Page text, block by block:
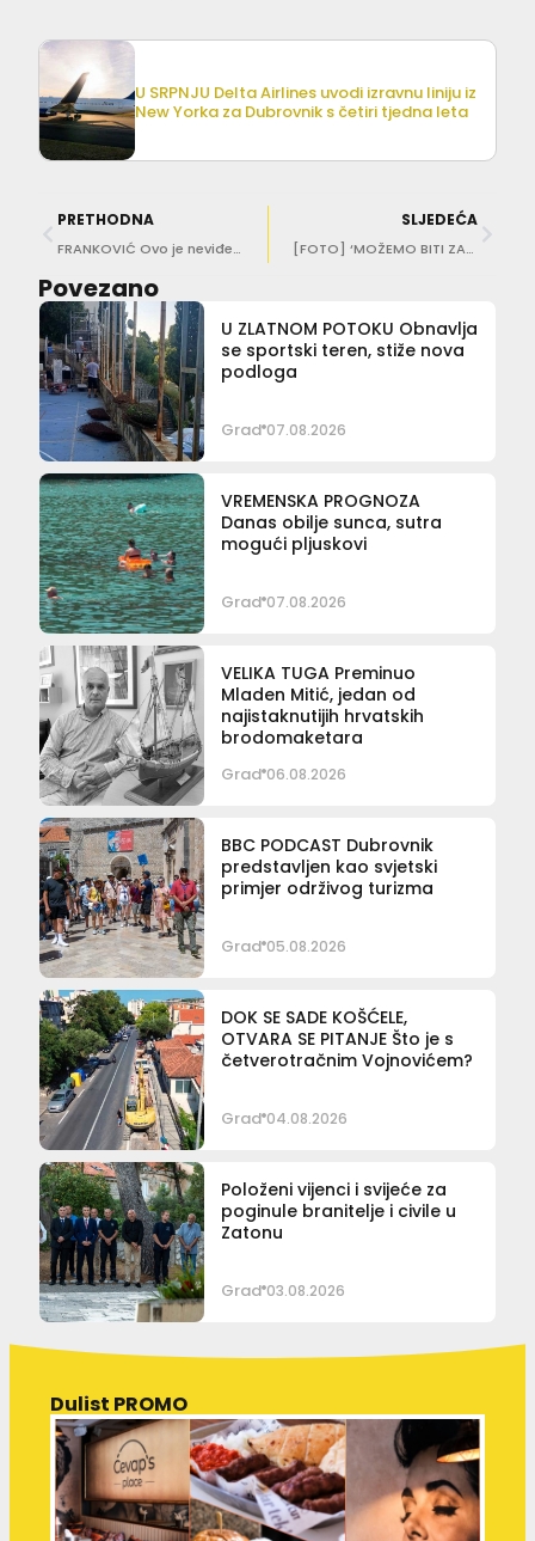
U SRPNJU Delta Airlines uvodi izravnu liniju iz
New Yorka za Dubrovnik s četiri tjedna leta
PRETHODNA
FRANKOVIĆ Ovo je neviđeni skandal! Kako je moguće da Laguna Trade posjeduje radnu verziju rješenja, a Grad i Ministarstvo nisu ni znali za postupak!
SLJEDEĆA
[FOTO] ‘MOŽEMO BITI ZADOVOLJNI’ Franković obišao novouređeni parking Gradac
Povezano
U ZLATNOM POTOKU Obnavlja
se sportski teren, stiže nova
podloga
Grad 07.08.2026
VREMENSKA PROGNOZA
Danas obilje sunca, sutra
mogući pljuskovi
Grad 07.08.2026
VELIKA TUGA Preminuo
Mladen Mitić, jedan od
najistaknutijih hrvatskih
brodomaketara
Grad 06.08.2026
BBC PODCAST Dubrovnik
predstavljen kao svjetski
primjer održivog turizma
Grad 05.08.2026
DOK SE SADE KOŠĆELE,
OTVARA SE PITANJE Što je s
četverotračnim Vojnovićem?
Grad 04.08.2026
Položeni vijenci i svijeće za
poginule branitelje i civile u
Zatonu
Grad 03.08.2026
Dulist PROMO